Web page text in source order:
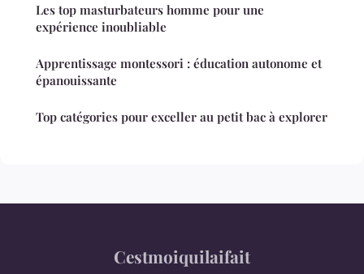
Les top masturbateurs homme pour une
expérience inoubliable
Apprentissage montessori : éducation autonome et
épanouissante
Top catégories pour exceller au petit bac à explorer
Cestmoiquilaifait